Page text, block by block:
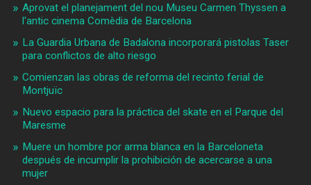
Aprovat el planejament del nou Museu Carmen Thyssen a
l'antic cinema Comèdia de Barcelona
La Guardia Urbana de Badalona incorporará pistolas Taser
para conflictos de alto riesgo
Comienzan las obras de reforma del recinto ferial de
Montjuïc
Nuevo espacio para la práctica del skate en el Parque del
Maresme
Muere un hombre por arma blanca en la Barceloneta
después de incumplir la prohibición de acercarse a una
mujer